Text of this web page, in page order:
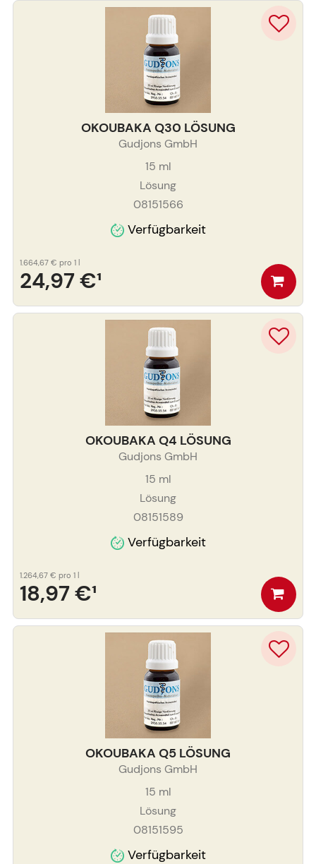
OKOUBAKA Q30 LÖSUNG
Gudjons GmbH
15 ml
Lösung
08151566
Verfügbarkeit
24,97 €¹
1.664,67 € pro 1 l
OKOUBAKA Q4 LÖSUNG
Gudjons GmbH
15 ml
Lösung
08151589
Verfügbarkeit
18,97 €¹
1.264,67 € pro 1 l
OKOUBAKA Q5 LÖSUNG
Gudjons GmbH
15 ml
Lösung
08151595
Verfügbarkeit